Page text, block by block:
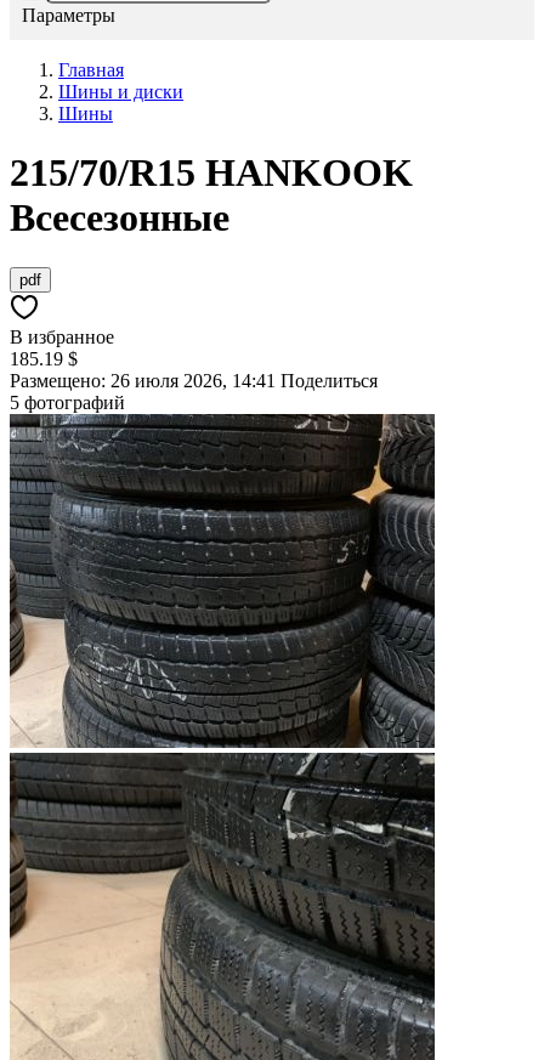
Параметры
Главная
Шины и диски
Шины
215/70/R15 HANKOOK
Всесезонные
pdf
В избранное
185.19 $
Размещено: 26 июля 2026, 14:41 Поделиться
5 фотографий